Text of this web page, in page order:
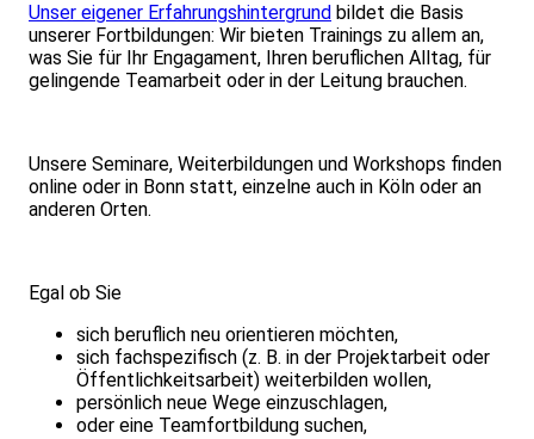
Unser eigener Erfahrungshintergrund bildet die Basis
unserer Fortbildungen: Wir bieten Trainings zu allem an,
was Sie für Ihr Engagament, Ihren beruflichen Alltag, für
gelingende Teamarbeit oder in der Leitung brauchen.
Unsere Seminare, Weiterbildungen und Workshops finden
online oder in Bonn statt, einzelne auch in Köln oder an
anderen Orten.
Egal ob Sie
sich beruflich neu orientieren möchten,
sich fachspezifisch (z. B. in der Projektarbeit oder
Öffentlichkeitsarbeit) weiterbilden wollen,
persönlich neue Wege einzuschlagen,
oder eine Teamfortbildung suchen,